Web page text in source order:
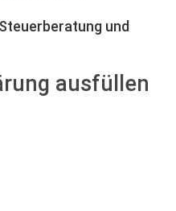
und
ausfüllen